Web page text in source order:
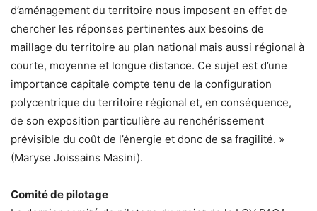
d’aménagement du territoire nous imposent en effet de
chercher les réponses pertinentes aux besoins de
maillage du territoire au plan national mais aussi régional à
courte, moyenne et longue distance. Ce sujet est d’une
importance capitale compte tenu de la configuration
polycentrique du territoire régional et, en conséquence,
de son exposition particulière au renchérissement
prévisible du coût de l’énergie et donc de sa fragilité. »
(Maryse Joissains Masini).
Comité de pilotage